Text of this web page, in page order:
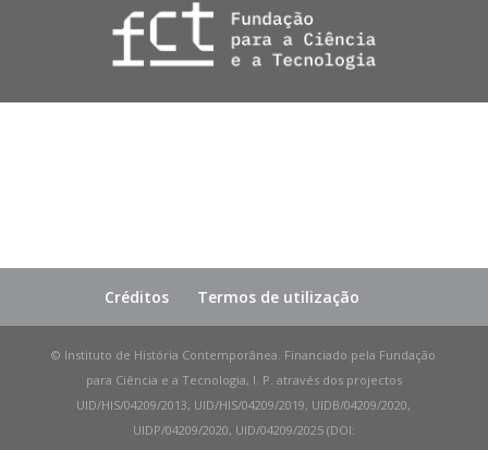
Créditos Termos de utilização
© Instituto de História Contemporânea. Financiado pela Fundação
para Ciência e a Tecnologia, I. P. através dos projectos
UID/HIS/04209/2013, UID/HIS/04209/2019, UIDB/04209/2020,
UIDP/04209/2020, UID/04209/2025 (DOI: